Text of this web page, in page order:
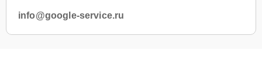
info@google-service.ru